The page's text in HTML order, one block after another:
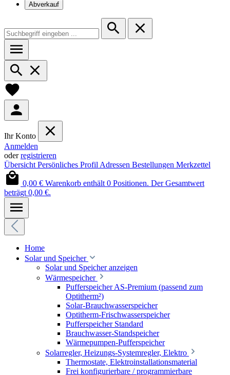
Abverkauf
Ihr Konto
Anmelden
oderregistrieren
Übersicht Persönliches Profil Adressen Bestellungen Merkzettel
0,00 € Warenkorb enthält 0 Positionen. Der Gesamtwert
beträgt 0,00 €.
Home
Solar und Speicher
Solar und Speicher anzeigen
Wärmespeicher
Pufferspeicher AS-Premium (passend zum
Optitherm²)
Solar-Brauchwasserspeicher
Optitherm-Frischwasserspeicher
Pufferspeicher Standard
Brauchwasser-Standspeicher
Wärmepumpen-Pufferspeicher
Solarregler, Heizungs-Systemregler, Elektro
Thermostate, Elektroinstallationsmaterial
Frei konfigurierbare / programmierbare